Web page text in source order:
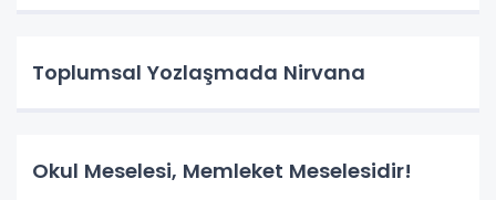
Toplumsal Yozlaşmada Nirvana
Okul Meselesi, Memleket Meselesidir!